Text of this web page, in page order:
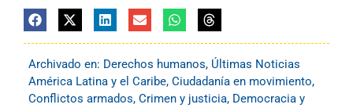
Archivado en: Derechos humanos, Últimas Noticias
América Latina y el Caribe, Ciudadanía en movimiento,
Conflictos armados, Crimen y justicia, Democracia y